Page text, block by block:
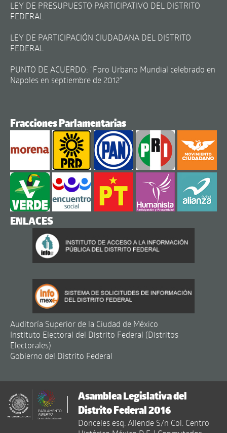
LEY DE PRESUPUESTO PARTICIPATIVO DEL DISTRITO
FEDERAL
LEY DE PARTICIPACIÓN CIUDADANA DEL DISTRITO
FEDERAL
PUNTO DE ACUERDO: "Foro Urbano Mundial celebrado en
Napoles en septiembre de 2012"
Fracciones Parlamentarias
ENLACES
Auditoría Superior de la Ciudad de México
Instituto Electoral del Distrito Federal (Distritos
Electorales)
Gobierno del Distrito Federal
Asamblea Legislativa del
Distrito Federal 2016
Donceles esq. Allende S/n Col. Centro